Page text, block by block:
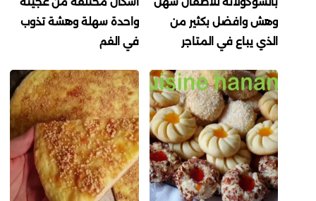
وهش وافضل بكثير من
الذي يباع في المتاجر
واحدة سهلة وهشة تذوب
في الفم